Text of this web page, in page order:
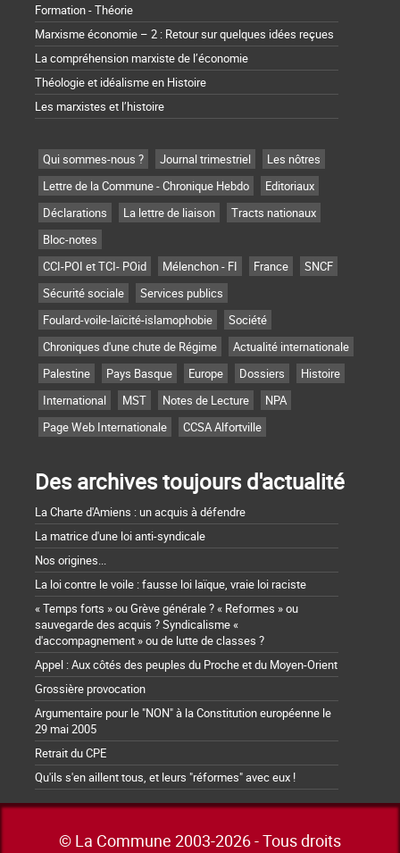
Formation - Théorie
Marxisme économie – 2 : Retour sur quelques idées reçues
La compréhension marxiste de l’économie
Théologie et idéalisme en Histoire
Les marxistes et l’histoire
Qui sommes-nous ? Journal trimestriel
Les nôtres
Lettre de la Commune - Chronique Hebdo
Editoriaux
Déclarations
La lettre de liaison
Tracts nationaux
Bloc-notes
CCI-POI et TCI- POid
Mélenchon - FI France
SNCF
Sécurité sociale
Services publics
Foulard-voile-laïcité-islamophobie
Société
Chroniques d'une chute de Régime
Actualité internationale
Palestine
Pays Basque Europe Dossiers
Histoire
International
MST Notes de Lecture
NPA
Page Web Internationale
CCSA Alfortville
Des archives toujours d'actualité
La Charte d'Amiens : un acquis à défendre
La matrice d'une loi anti-syndicale
Nos origines...
La loi contre le voile : fausse loi laïque, vraie loi raciste
« Temps forts » ou Grève générale ? « Reformes » ou
sauvegarde des acquis ? Syndicalisme «
d'accompagnement » ou de lutte de classes ?
Appel : Aux côtés des peuples du Proche et du Moyen-Orient
Grossière provocation
Argumentaire pour le "NON" à la Constitution européenne le
29 mai 2005
Retrait du CPE
Qu'ils s'en aillent tous, et leurs "réformes" avec eux !
© La Commune 2003-2026 - Tous droits